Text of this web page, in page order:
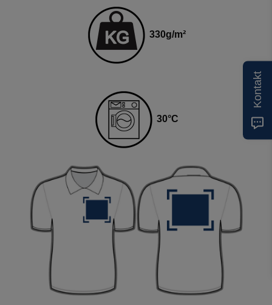
330g/m²
30°C
Kontakt